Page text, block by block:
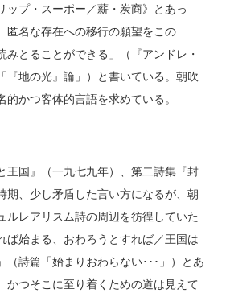
ップ・スーポー／薪・炭商》とあっ
匿名な存在への移行の願望をこの
みとることができる」（『アンドレ・
『地の光』論」）と書いている。朝吹
かつ客体的言語を求めている。
王国』（一九七九年）、第二詩集『封
期、少し矛盾した言い方になるが、朝
ルレアリスム詩の周辺を彷徨していた
ば始まる、おわろうとすれば／王国は
（詩篇「始まりおわらない･･･」）とあ
かつそこに至り着くための道は見えて